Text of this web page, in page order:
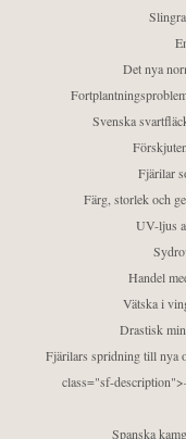
Det nya
Svenska
Fjärilar
Färg, storlek och
UV-ljus
Handel
Vätska i
Drastisk
Fjärilars spridning till nya
class="sf-
Spanska